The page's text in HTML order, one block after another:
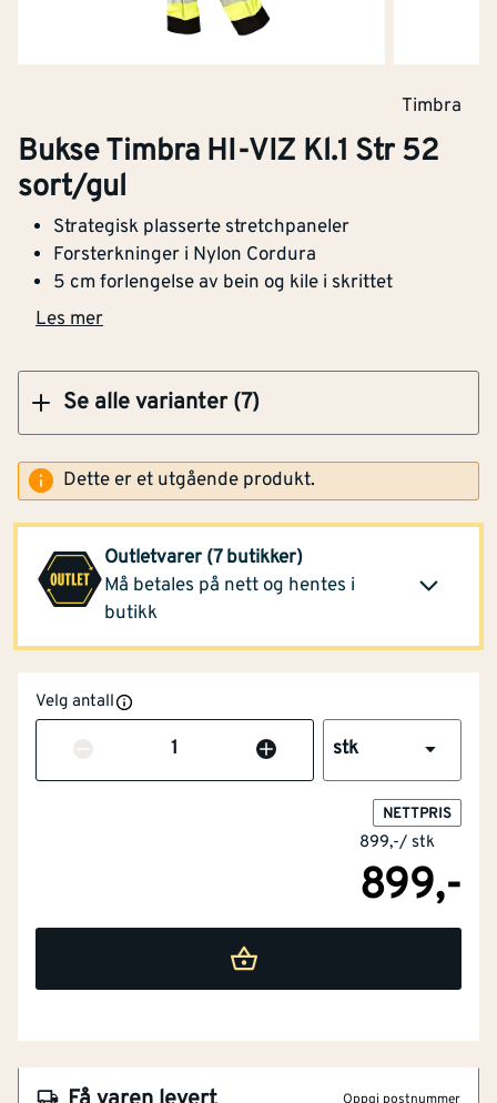
Timbra
Bukse Timbra HI-VIZ Kl.1 Str 52
sort/gul
Strategisk plasserte stretchpaneler
Forsterkninger i Nylon Cordura
5 cm forlengelse av bein og kile i skrittet
Les mer
Se alle varianter (7)
Bukse HI-VIZ Kl.1 Str 58 sort/gul
Klikk og hent
Dette er et utgående produkt.
Outletvarer (7 butikker)
Må betales på nett og hentes i
butikk
Optimera Helsfyr
(4 stk)
Klikk og hent
Montér Vestby(6 stk)
Opprinnelig pris 899,-
465,-
Optimera Proffsenter
Sarpsborg(4 stk)
Opprinnelig pris 899,-
Klikk og hent
Velg antall
Antall stk
NETTPRIS
899,-/ stk
899,-
Oppgi postnummer